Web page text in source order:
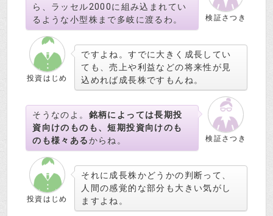
検証さつき
ら、ラッセル2000に組み込まれてい
るような小型株まで多岐に渡るわ。
投資はじめ
ですよね。すでに大きく成長してい
ても、売上や利益などの将来性が見
込めれば成長株ですもんね。
検証さつき
そうなのよ。 銘柄によっては長期投
資向けのものも、短期投資向けのも
のも様々あるからね。
投資はじめ
それに成長株かどうかの判断って、
人間の感覚的な部分も大きい気がし
ますよね。